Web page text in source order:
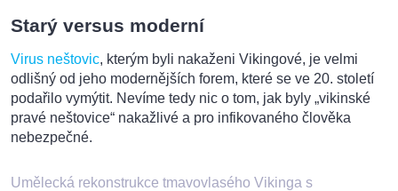
Starý versus moderní
Virus neštovic, kterým byli nakaženi Vikingové, je velmi
odlišný od jeho modernějších forem, které se ve 20. století
podařilo vymýtit. Nevíme tedy nic o tom, jak byly „vikinské
pravé neštovice“ nakažlivé a pro infikovaného člověka
nebezpečné.
Umělecká rekonstrukce tmavovlasého Vikinga s